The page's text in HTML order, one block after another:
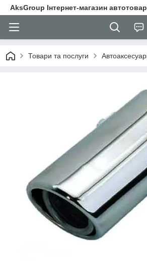
AksGroup Інтернет-магазин
Товари та послуги